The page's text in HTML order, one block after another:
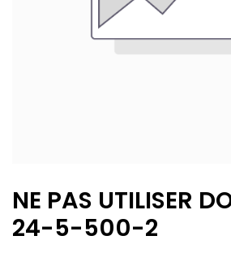
NE PAS UTILISER
24-5-500-2